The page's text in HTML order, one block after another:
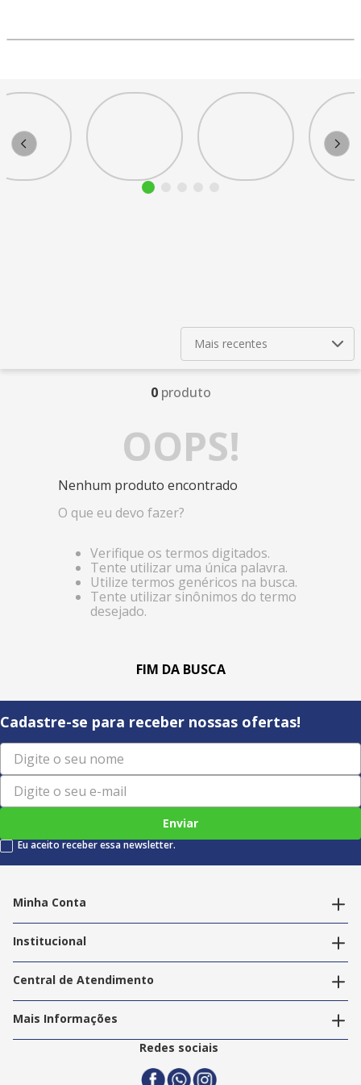
Mais recentes
0 produto
OOPS!
Nenhum produto encontrado
O que eu devo fazer?
Verifique os termos digitados.
Tente utilizar uma única palavra.
Utilize termos genéricos na busca.
Tente utilizar sinônimos do termo
desejado.
Cadastre-se para receber nossas ofertas!
Enviar
Eu aceito receber essa newsletter.
Minha Conta
Editar endereços
Institucional
Nossas Lojas
Trabalhe Conosco
Central de Atendimento
Política de Privacidade
Termos e Condições
Politica de Entrega
Mais Informações
2ª Via Nota Fiscal
Redes sociais